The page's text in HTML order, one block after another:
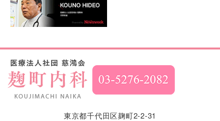
東京都千代田区麹町2-2-31